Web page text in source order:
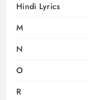
Hindi Lyrics
M
N
O
R